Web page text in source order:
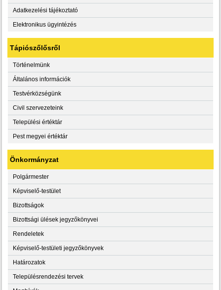
Adatkezelési tájékoztató
Elektronikus ügyintézés
Tápiószőlősről
Történelmünk
Általános információk
Testvérközségünk
Civil szervezeteink
Települési értéktár
Pest megyei értéktár
Önkormányzat
Polgármester
Képviselő-testület
Bizottságok
Bizottsági ülések jegyzőkönyvei
Rendeletek
Képviselő-testületi jegyzőkönyvek
Határozatok
Településrendezési tervek